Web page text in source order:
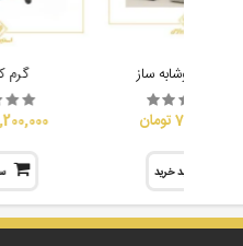
دستگاه نوشابه ساز
70,000,000 تومان
سبد خرید
گرم
4,200,000